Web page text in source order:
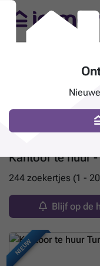
Kantoor te huur
244 zoekertjes (1 -
Blijf op de
NIEUW